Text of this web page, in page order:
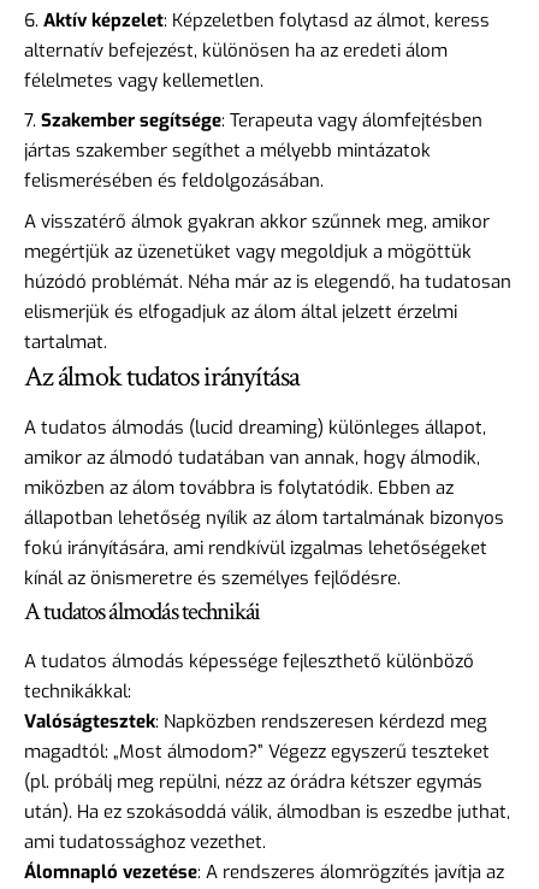
Aktív képzelet: Képzeletben folytasd az álmot, keress
alternatív befejezést, különösen ha az eredeti álom
félelmetes vagy kellemetlen.
Szakember segítsége: Terapeuta vagy álomfejtésben
jártas szakember segíthet a mélyebb mintázatok
felismerésében és feldolgozásában.
A visszatérő álmok gyakran akkor szűnnek meg, amikor
megértjük az üzenetüket vagy megoldjuk a mögöttük
húzódó problémát. Néha már az is elegendő, ha tudatosan
elismerjük és elfogadjuk az álom által jelzett érzelmi
tartalmat.
Az álmok tudatos irányítása
A tudatos álmodás (lucid dreaming) különleges állapot,
amikor az álmodó tudatában van annak, hogy álmodik,
miközben az álom továbbra is folytatódik. Ebben az
állapotban lehetőség nyílik az álom tartalmának bizonyos
fokú irányítására, ami rendkívül izgalmas lehetőségeket
kínál az önismeretre és személyes fejlődésre.
A tudatos álmodás technikái
A tudatos álmodás képessége fejleszthető különböző
technikákkal:
Valóságtesztek: Napközben rendszeresen kérdezd meg
magadtól: „Most álmodom?” Végezz egyszerű teszteket
(pl. próbálj meg repülni, nézz az órádra kétszer egymás
után). Ha ez szokásoddá válik, álmodban is eszedbe juthat,
ami tudatossághoz vezethet.
Álomnapló vezetése: A rendszeres álomrögzítés javítja az